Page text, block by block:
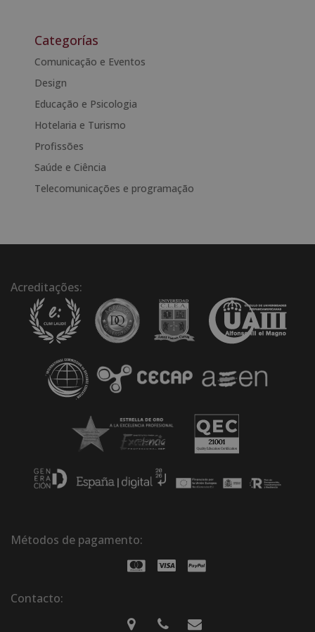
t
r
n
a
i
v
e
Categorías
Comunicação e Eventos
Design
Educação e Psicologia
Hotelaria e Turismo
Profissões
Saúde e Ciência
Telecomunicações e programação
Acreditações:
Métodos de pagamento:
Contacto: